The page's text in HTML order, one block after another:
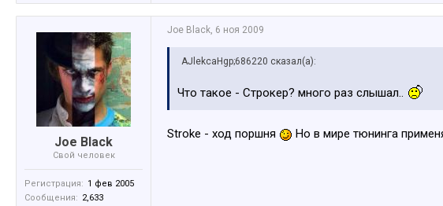
Joe Black
Свой человек
Регистрация: 1 фев 2005
Сообщения: 2,633
Joe Black, 6 ноя 2009
AJlekcaHgp;686220 сказал(а):
Что такое - Строкер? много раз слышал..
Stroke - ход поршня Но в мире тюнинга